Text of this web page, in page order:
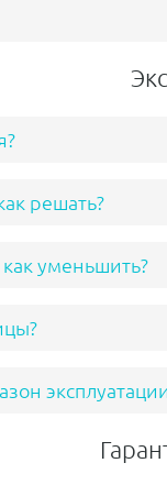
решать?
уменьшить?